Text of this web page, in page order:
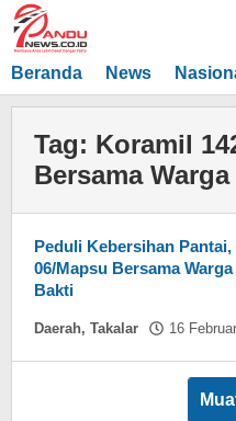
Lewati
ke
konten
Beranda News
Tag: Koramil
Bersama
Peduli Kebersihan
06/Mapsu Bersama
Bakti
Daerah, Takalar 16